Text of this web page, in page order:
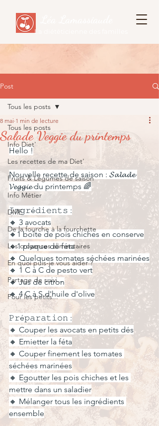
La diététicienne des familles
Post
Tous les posts
Info Diet'
Les recettes de ma Diet'
Fruits & Légumes de saison
Info Métier
DME
De la fourche à la fourchette
Les croyances alimentaires
En quoi puis-je vous aider ?
Partage de suivi...
Pour les petits...
Tous les posts
Salade Veggie du printemps
8 mai 1 min de lecture
Hello !
Nouvelle recette de saison : 𝓢𝓪𝓵𝓪𝓭𝓮
𝓥𝓮𝓰𝓰𝓲𝓮 du printemps 🌈
𝙸𝚗𝚐𝚛é𝚍𝚒𝚎𝚗𝚝𝚜 :
🔸 3 avocats
🔸1 boîte de pois chiches en conserve
🔸1 plaque de féta
🔸 Quelques tomates séchées marinées
🔸 1 C à C de pesto vert
🔸 Jus de citron
🔸 4 C à S d'huile d'olive
𝙿𝚛é𝚙𝚊𝚛𝚊𝚝𝚒𝚘𝚗 :
🔸 Couper les avocats en petits dés
🔸 Emietter la féta
🔸 Couper finement les tomates
séchées marinées
🔸 Egoutter les pois chiches et les
mettre dans un saladier
🔸 Mélanger tous les ingrédients
ensemble